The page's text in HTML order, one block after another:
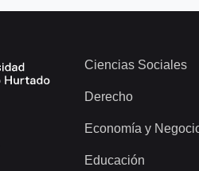
Ciencias Sociales
Derecho
Economía y
Educación